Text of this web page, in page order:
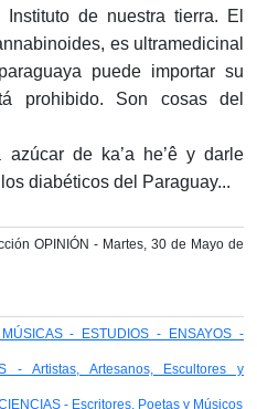
de nuestra tierra. El
es ultramedicinal
puede importar su
prohibido. Son cosas del
de ka’a he’ê y darle
diabéticos del Paraguay...
OPINIÓN - Martes, 30 de Mayo de
- ESTUDIOS - ENSAYOS -
- Artistas, Artesanos, Escultores y
- Escritores, Poetas y Músicos